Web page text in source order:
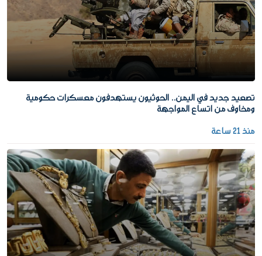
تصعيد جديد في اليمن.. الحوثيون يستهدفون معسكرات حكومية
ومخاوف من اتساع المواجهة
منذ 21 ساعة